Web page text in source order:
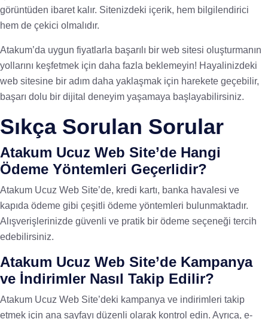
görüntüden ibaret kalır. Sitenizdeki içerik, hem bilgilendirici
hem de çekici olmalıdır.
Atakum’da uygun fiyatlarla başarılı bir web sitesi oluşturmanın
yollarını keşfetmek için daha fazla beklemeyin! Hayalinizdeki
web sitesine bir adım daha yaklaşmak için harekete geçebilir,
başarı dolu bir dijital deneyim yaşamaya başlayabilirsiniz.
Sıkça Sorulan Sorular
Atakum Ucuz Web Site’de Hangi
Ödeme Yöntemleri Geçerlidir?
Atakum Ucuz Web Site’de, kredi kartı, banka havalesi ve
kapıda ödeme gibi çeşitli ödeme yöntemleri bulunmaktadır.
Alışverişlerinizde güvenli ve pratik bir ödeme seçeneği tercih
edebilirsiniz.
Atakum Ucuz Web Site’de Kampanya
ve İndirimler Nasıl Takip Edilir?
Atakum Ucuz Web Site’deki kampanya ve indirimleri takip
etmek için ana sayfayı düzenli olarak kontrol edin. Ayrıca, e-